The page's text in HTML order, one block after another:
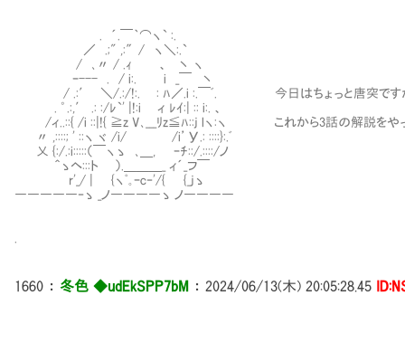
. ´.￣｀⌒ヽ` :.
／ .;" ,:″/ ヽ＼:.`
/ ､〃 / .ｨ 、 丶 ヽ
ｰ--- . / i:. i _￣ 丶
/ .:′ ＼/.:/!:. : ﾊ／.i :.￣ﾞ. 今日はちょっと唐突です
. ゜.:,′ .: :/ﾚ`' |!:i ィ ﾚｲ:| :: i:. 、
/ィ..::{ /i ::|!{ ≧z V､___ﾘz≦ﾊ::j lヽ:ヽ これから3話の解説をやっ
〃 ,::::; ' ::ヽ ヾ /i/ /i’У.: ::::}:.ﾞ
乂 {:/.:i:::::（￣ヽゝ ､＿, ｰﾁ::/.::::/ノ
＾ゝヘ:::ト ）.＿＿＿_ ィ´_フ￣
r'_/ | {ヽﾟ｡ｰc‐'/{ {_jゝ
―――――‐ゝ _ノ――――ゝ ノ――――
1660 ： 冬色 ◆udEkSPP7bM ： 2024/06/13(木) 20:05:28.45